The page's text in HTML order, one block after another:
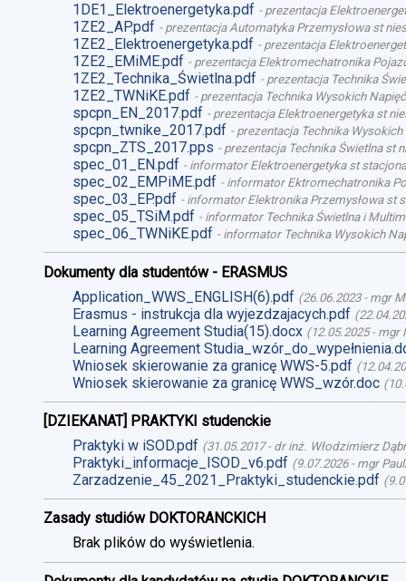
1DE1_Elektroenergetyka.pdf - prezentacja
1ZE2_AP.pdf - prezentacja Automatyka Przemysłowa st
1ZE2_Elektroenergetyka.pdf - prezentacja
1ZE2_EMiME.pdf - prezentacja Elektromechatronika
1ZE2_Technika_Świetlna.pdf - prezentacja Technika
1ZE2_TWNiKE.pdf - prezentacja Technika Wysokich
spcpn_EN_2017.pdf - prezentacja Elektroenergetyka st
spcpn_twnike_2017.pdf - prezentacja Technika
spcpn_ZTS_2017.pps - prezentacja Technika Świetlna st
spec_01_EN.pdf - informator Elektroenergetyka st
spec_02_EMPiME.pdf - informator Ektromechatronika
spec_03_EP.pdf - informator Elektronika Przemysłowa st
spec_05_TSiM.pdf - informator Technika Świetlna i
spec_06_TWNiKE.pdf - informator Technika Wysokich
Dokumenty dla studentów - ERASMUS
Application_WWS_ENGLISH(6).pdf (26.06.2023- mgr
Erasmus - instrukcja dla wyjezdzajacych.pdf (
Learning Agreement Studia(15).docx (12.05.2025- mgr
Learning Agreement
Wniosek skierowanie za granicę WWS-5.pdf (
Wniosek skierowanie za granicę WWS_wzór.doc (
[DZIEKANAT] PRAKTYKI studenckie
Praktyki w iSOD.pdf (31.05.2017- dr inż. Włodzimierz
Praktyki_informacje_ISOD_v6.pdf (9.07.2026- mgr
Zarzadzenie_45_2021_Praktyki_studenckie.pdf (
Zasady studiów DOKTORANCKICH
Brak plików do wyświetlenia.